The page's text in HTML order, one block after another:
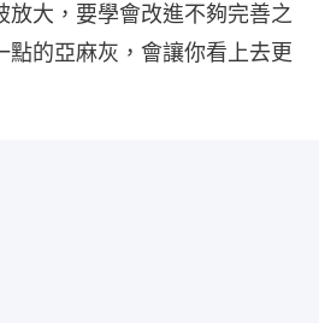
放大，要學會改進不夠完善之
點的亞麻灰，會讓你看上去更